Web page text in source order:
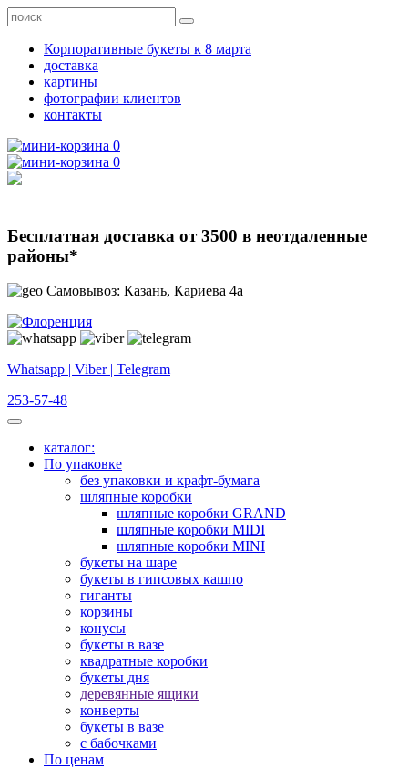
Корпоративные букеты к 8 марта
доставка
картины
фотографии клиентов
контакты
0
0
Бесплатная доставка от 3500 в неотдаленные
районы*
Самовывоз: Казань, Кариева 4а
Whatsapp | Viber | Telegram
253-57-48
каталог:
По упаковке
без упаковки и крафт-бумага
шляпные коробки
шляпные коробки GRAND
шляпные коробки MIDI
шляпные коробки MINI
букеты на шаре
букеты в гипсовых кашпо
гиганты
корзины
конусы
букеты в вазе
квадратные коробки
букеты дня
деревянные ящики
конверты
букеты в вазе
с бабочками
По ценам